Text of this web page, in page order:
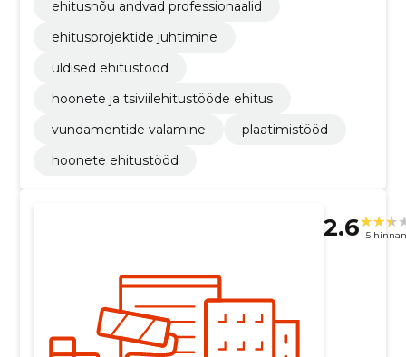
ehitusnõu andvad professionaalid
ehitusprojektide juhtimine
üldised ehitustööd
hoonete ja tsiviilehitustööde ehitus
vundamentide valamine
plaatimistööd
hoonete ehitustööd
2.6 5